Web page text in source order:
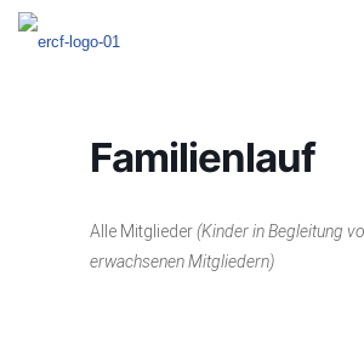
Familienlauf
Alle Mitglieder(Kinder in Begleitung
erwachsenen Mitgliedern)